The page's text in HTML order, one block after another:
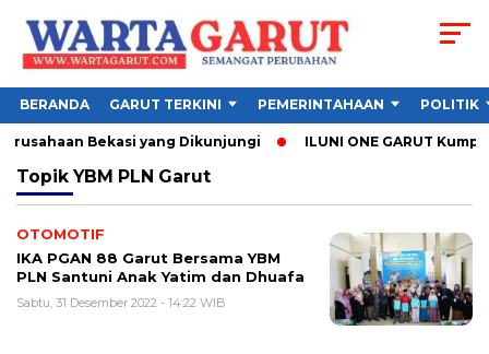
BERANDA GARUT TERKINI PEMERINTAHAAN POLITIK
Bekasi yang Dikunjungi ILUNI ONE GARUT
Topik YBM PLN Garut
OTOMOTIF
IKA PGAN 88 Garut Bersama YBM
PLN Santuni Anak Yatim dan Dhuafa
Sabtu, 31 Desember 2022 - 14:22 WIB